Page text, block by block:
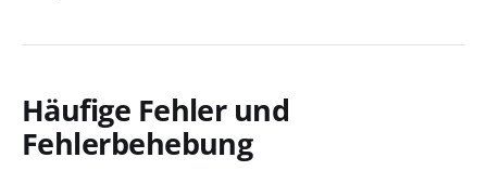
Häufige Fehler und
Fehlerbehebung